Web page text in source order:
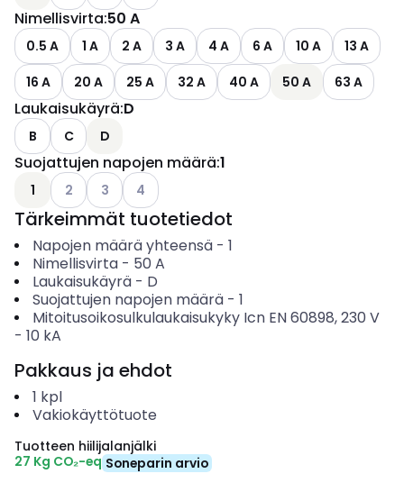
Nimellisvirta:50 A
0.5 A 1 A 2 A 3 A 4 A 6 A 10 A
13 A
16 A
20 A 25 A 32 A 40 A 50 A 63 A
Laukaisukäyrä:D
B C D
Suojattujen napojen määrä:1
1 Katso käytettävissä olevat vaihtoehdot
2 Katso käytettävissä olevat vaihtoehdot
3 Katso käytettävissä olevat vaihtoehdot
4
Tärkeimmät tuotetiedot
Napojen määrä yhteensä- 1
Nimellisvirta- 50 A
Laukaisukäyrä- D
Suojattujen napojen määrä- 1
Mitoitusoikosulkulaukaisukyky Icn EN 60898, 230 V
- 10 kA
Pakkaus ja ehdot
1 kpl
Vakiokäyttötuote
Tuotteen hiilijalanjälki
27 Kg CO₂-eq Soneparin arvio